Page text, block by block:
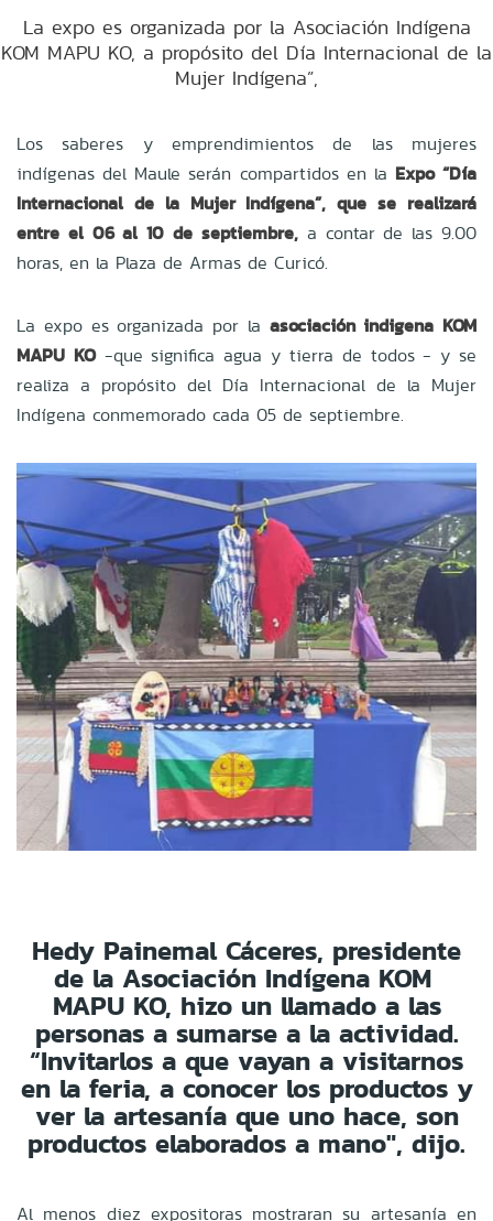
La expo es organizada por la Asociación Indígena
KOM MAPU KO, a propósito del Día Internacional de la
Mujer Indígena”,
Los saberes y emprendimientos de las mujeres
indígenas del Maule serán compartidos en la Expo “Día
Internacional de la Mujer Indígena”, que se realizará
entre el 06 al 10 de septiembre,a contar de las 9.00
horas, en la Plaza de Armas de Curicó.
La expo es organizada por la asociación indigena KOM
MAPU KO-que significa agua y tierra de todos - y se
realiza a propósito del Día Internacional de la Mujer
Indígena conmemorado cada 05 de septiembre.
Hedy Painemal Cáceres, presidente
de la Asociación Indígena KOM
MAPU KO, hizo un llamado a las
personas a sumarse a la actividad.
“Invitarlos a que vayan a visitarnos
en la feria, a conocer los productos y
ver la artesanía que uno hace, son
productos elaborados a mano", dijo.
Al menos diez expositoras mostraran su artesanía en